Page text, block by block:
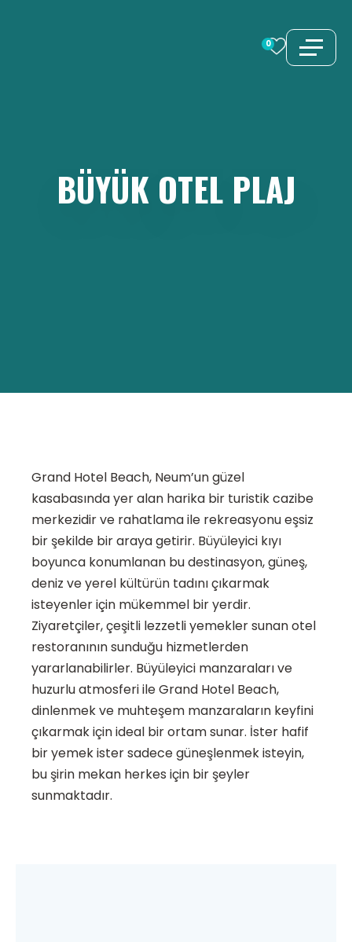
0
BÜYÜK OTEL PLAJ
Grand Hotel Beach, Neum’un güzel
kasabasında yer alan harika bir turistik cazibe
merkezidir ve rahatlama ile rekreasyonu eşsiz
bir şekilde bir araya getirir. Büyüleyici kıyı
boyunca konumlanan bu destinasyon, güneş,
deniz ve yerel kültürün tadını çıkarmak
isteyenler için mükemmel bir yerdir.
Ziyaretçiler, çeşitli lezzetli yemekler sunan otel
restoranının sunduğu hizmetlerden
yararlanabilirler. Büyüleyici manzaraları ve
huzurlu atmosferi ile Grand Hotel Beach,
dinlenmek ve muhteşem manzaraların keyfini
çıkarmak için ideal bir ortam sunar. İster hafif
bir yemek ister sadece güneşlenmek isteyin,
bu şirin mekan herkes için bir şeyler
sunmaktadır.